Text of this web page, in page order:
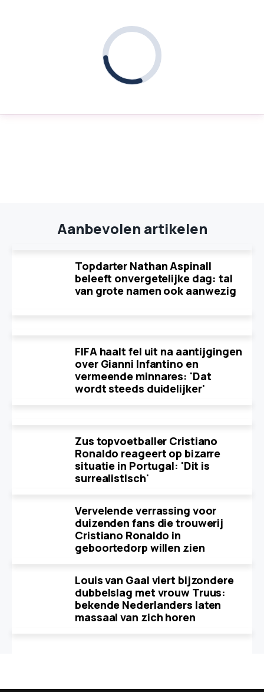
Aanbevolen artikelen
Topdarter Nathan Aspinall
beleeft onvergetelijke dag: tal
van grote namen ook aanwezig
FIFA haalt fel uit na aantijgingen
over Gianni Infantino en
vermeende minnares: 'Dat
wordt steeds duidelijker'
Zus topvoetballer Cristiano
Ronaldo reageert op bizarre
situatie in Portugal: 'Dit is
surrealistisch'
Vervelende verrassing voor
duizenden fans die trouwerij
Cristiano Ronaldo in
geboortedorp willen zien
Louis van Gaal viert bijzondere
dubbelslag met vrouw Truus:
bekende Nederlanders laten
massaal van zich horen